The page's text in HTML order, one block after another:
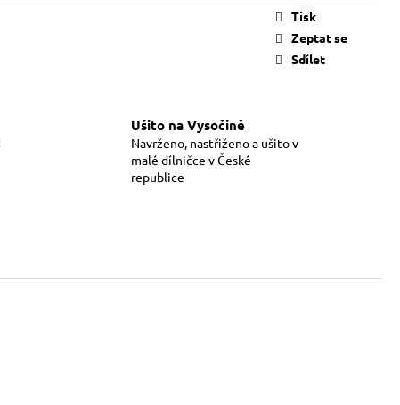
Tisk
Zeptat se
Sdílet
Ušito na Vysočině
Navrženo, nastřiženo a ušito v
malé dílničce v České
republice